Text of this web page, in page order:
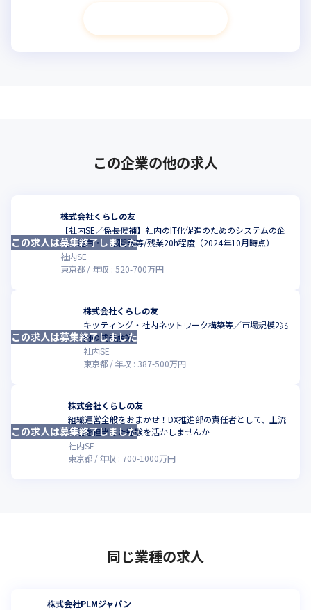
この企業の他の求人
株式会社くらしの友
【社内SE／係長候補】社内のIT化促進のためのシステムの企
画・運用・一部開発等/残業20h程度（2024年10月時点）
社内SE
東京都
年収 : 520-700万円
この求人は募集終了しました
株式会社くらしの友
キッティング・社内ネットワーク構築等／市場規模2兆
円の成長産業
社内SE
東京都
年収 : 387-500万円
この求人は募集終了しました
株式会社くらしの友
組織運営全般をおまかせ！DX推進部の責任者として、上流
工程を担当した経験を活かしませんか
社内SE
東京都
年収 : 700-1000万円
この求人は募集終了しました
同じ業種の求人
株式会社PLMジャパン